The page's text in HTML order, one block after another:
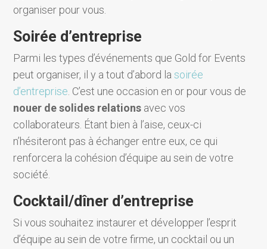
organiser pour vous.
Soirée d’entreprise
Parmi les types d’événements que Gold for Events
peut organiser, il y a tout d’abord lasoirée
d’entreprise . C’est une occasion en or pour vous de
nouer de solides relations avec vos
collaborateurs. Étant bien à l’aise, ceux-ci
n’hésiteront pas à échanger entre eux, ce qui
renforcera la cohésion d’équipe au sein de votre
société.
Cocktail/dîner d’entreprise
Si vous souhaitez instaurer et développer l’esprit
d’équipe au sein de votre firme, un cocktail ou un